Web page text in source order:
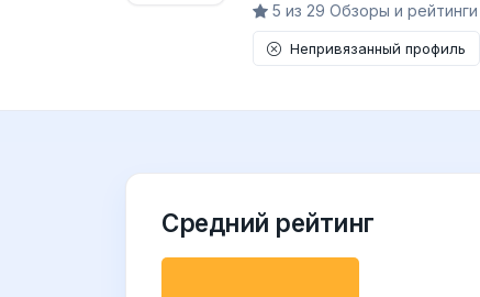
5 из 29 Обзоры и рейтинги
Непривязанный профиль
Средний рейтинг